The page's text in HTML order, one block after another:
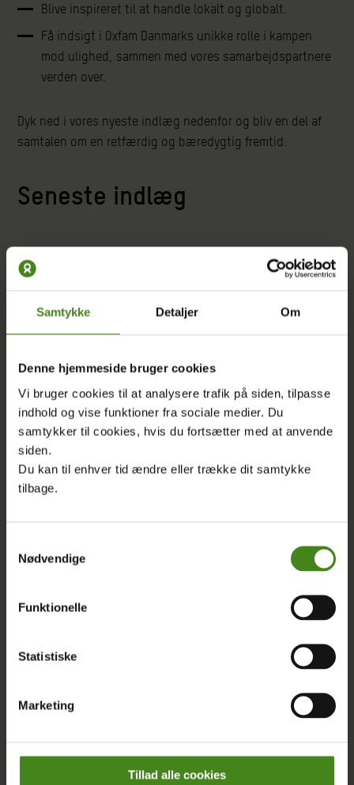
Samtykke Detaljer Om
Denne hjemmeside bruger cookies
Vi bruger cookies til at analysere trafik på siden, tilpasse
indhold og vise funktioner fra sociale medier. Du
samtykker til cookies, hvis du fortsætter med at anvende
siden.
Du kan til enhver tid ændre eller trække dit samtykke
tilbage.
Nødvendige
Funktionelle
Statistiske
Marketing
Tillad alle cookies
Blive inspireret til at handle lokalt og globalt.
Få indsigt i Oxfam Danmarks unikke rolle i kampen
mod ulighed, sammen med vores samarbejdspartnere
verden over.
Dyk ned i vores nyeste indlæg nedenfor og bliv en del af
samtalen om en retfærdig og bæredygtig fremtid.
Seneste indlæg
E-bog: Den ulige sandhed 2025
DEN ULIGE SANDHED Forstå, hvorfor kløften mellem rig og
fattig bliver større hvert år Udfyld formularen herunder, og